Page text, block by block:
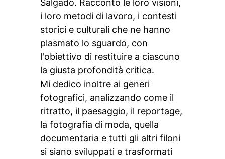
Salgado. Racconto le loro visioni,
i loro metodi di lavoro, i contesti
storici e culturali che ne hanno
plasmato lo sguardo, con
l'obiettivo di restituire a ciascuno
la giusta profondità critica.
Mi dedico inoltre ai generi
fotografici, analizzando come il
ritratto, il paesaggio, il reportage,
la fotografia di moda, quella
documentaria e tutti gli altri filoni
si siano sviluppati e trasformati